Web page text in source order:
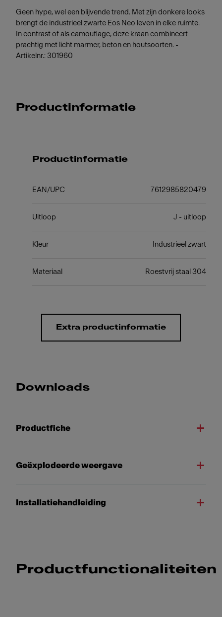
Geen hype, wel een blijvende trend. Met zijn donkere looks
brengt de industrieel zwarte Eos Neo leven in elke ruimte.
In contrast of als camouflage, deze kraan combineert
prachtig met licht marmer, beton en houtsoorten. -
Artikelnr.: 301960
Productinformatie
Productinformatie
EAN/UPC 7612985820479
Uitloop J - uitloop
Kleur Industrieel zwart
Materiaal Roestvrij staal 304
Extra productinformatie
Downloads
Productfiche
Geëxplodeerde weergave
Installatiehandleiding
Productfunctionaliteiten